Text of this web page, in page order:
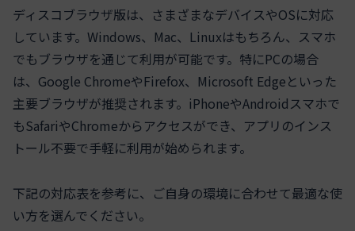
ディスコブラウザ版は、さまざまなデバイスやOSに対応
しています。Windows、Mac、Linuxはもちろん、スマホ
でもブラウザを通じて利用が可能です。特にPCの場合
は、Google ChromeやFirefox、Microsoft Edgeといった
主要ブラウザが推奨されます。iPhoneやAndroidスマホで
もSafariやChromeからアクセスができ、アプリのインス
トール不要で手軽に利用が始められます。
下記の対応表を参考に、ご自身の環境に合わせて最適な使
い方を選んでください。